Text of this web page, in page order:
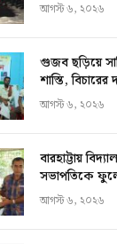
আগস্ট ৬, ২০২৬
গুজব ছড়িয়ে
শাস্তি,
আগস্ট ৬, ২০২৬
বারহাট্টায়
সভাপতিকে
আগস্ট ৬, ২০২৬